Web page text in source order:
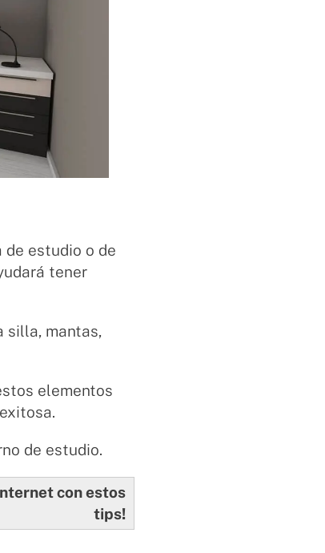
de estudio o de
tener
silla, mantas,
elementos
de estudio.
con estos
tips!